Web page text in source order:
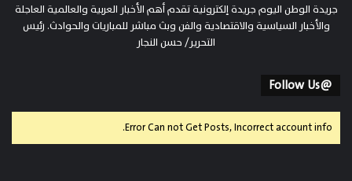
جريدة الوطن اليوم جريدة إلكترونية تقدم أهم الأخبار العربية والعالمية العاجلة
والأخبار السياسية والاقتصادية والفن وبث مباشر للمباريات والحوادث. رئيس
التحرير/ حسن النجار
@Follow Us
Error Can not Get Posts, Incorrect account info.